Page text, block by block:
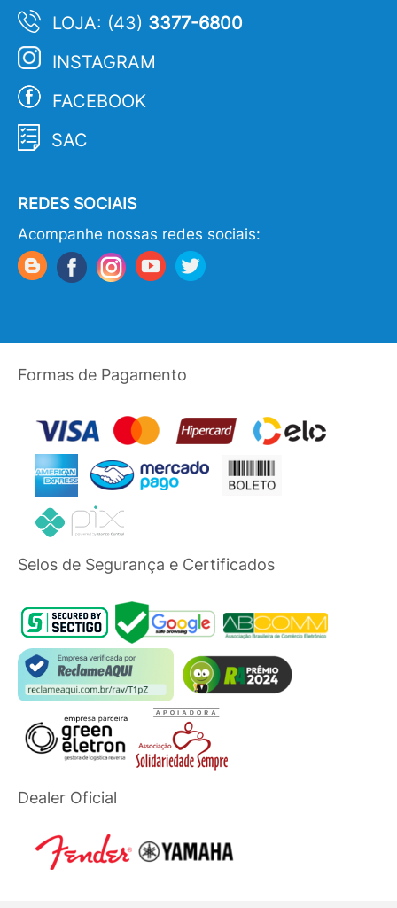
LOJA: (43) 3377-6800
INSTAGRAM
FACEBOOK
SAC
REDES SOCIAIS
Acompanhe nossas redes sociais:
Formas de Pagamento
Selos de Segurança e Certificados
Dealer Oficial